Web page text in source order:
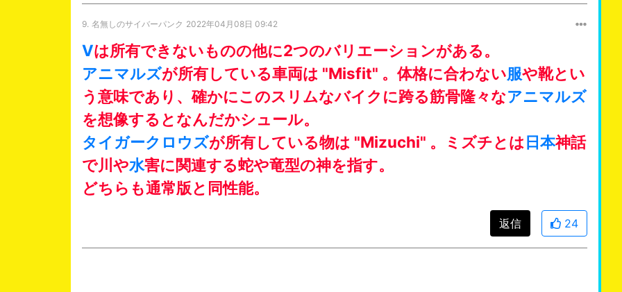
9. 名無しのサイバーパンク 2022年04月08日 09:42
Vは所有できないものの他に2つのバリエーションがある。
アニマルズが所有している車両は "Misfit" 。体格に合わない服や靴とい
う意味であり、確かにこのスリムなバイクに跨る筋骨隆々なアニマルズ
を想像するとなんだかシュール。
タイガークロウズが所有している物は "Mizuchi" 。ミズチとは日本神話
で川や水害に関連する蛇や竜型の神を指す。
どちらも通常版と同性能。
返信 24